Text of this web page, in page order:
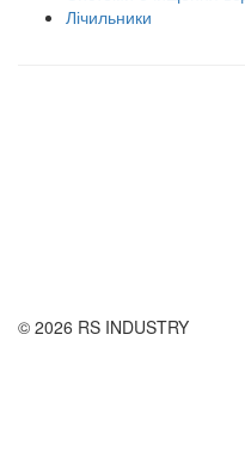
Лічильники
© 2026 RS INDUSTRY